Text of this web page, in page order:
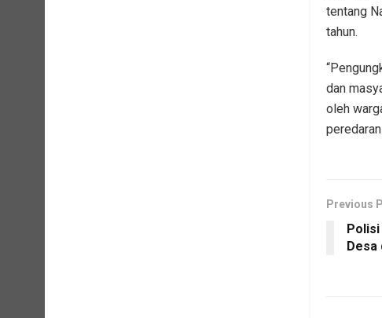
tentang
tahun.
dan
oleh
Previous
Desa